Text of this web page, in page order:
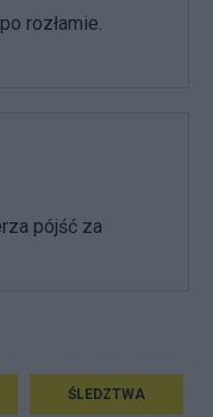
rozłamie.
pójść za
ŚLEDZTWA